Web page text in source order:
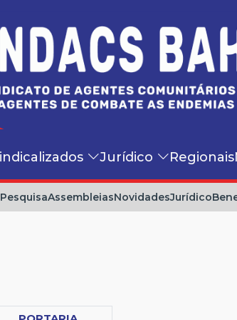
Jurídico Regionais
PesquisaAssembleiasNovidadesJurídico